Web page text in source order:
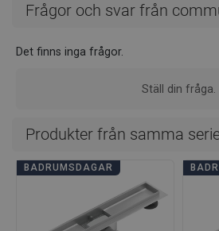
Frågor och svar från
Det finns inga frågor.
Ställ din fråga.
Produkter från samma
BADRUMSDAGAR